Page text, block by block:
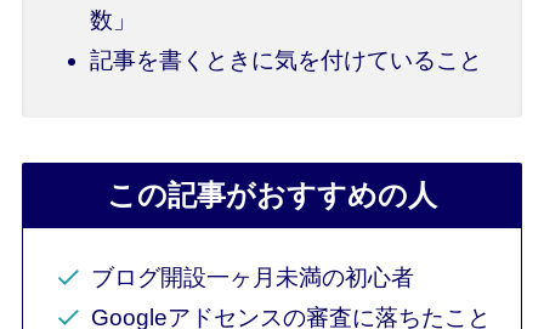
数」
記事を書くときに気を付けていること
この記事がおすすめの人
ブログ開設一ヶ月未満の初心者
Googleアドセンスの審査に落ちたこと